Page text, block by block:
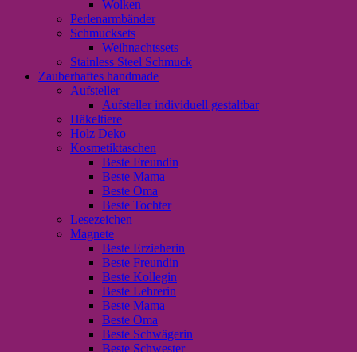
Wolken
Perlenarmbänder
Schmucksets
Weihnachtssets
Stainless Steel Schmuck
Zauberhaftes handmade
Aufsteller
Aufsteller individuell gestaltbar
Häkeltiere
Holz Deko
Kosmetiktaschen
Beste Freundin
Beste Mama
Beste Oma
Beste Tochter
Lesezeichen
Magnete
Beste Erzieherin
Beste Freundin
Beste Kollegin
Beste Lehrerin
Beste Mama
Beste Oma
Beste Schwägerin
Beste Schwester